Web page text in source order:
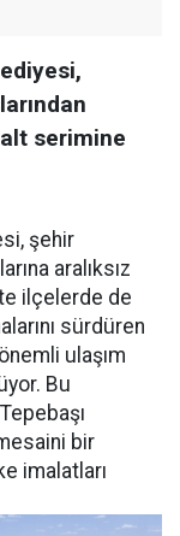
serimine
şehir
aralıksız
ilçelerde de
sürdüren
ulaşım
Bu
bir
imalatları